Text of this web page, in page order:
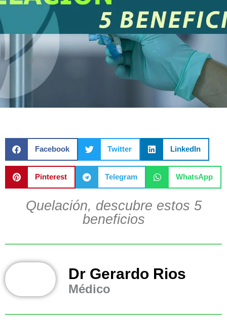
Facebook Twitter LinkedIn
Pinterest Telegram WhatsApp
Quelación, descubre estos 5
beneficios
Dr Gerardo Rios
Médico